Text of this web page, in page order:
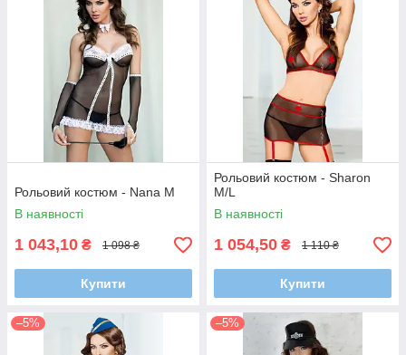
Рольовий костюм - Nana M
В наявності
1 043,10 ₴ 1 098 ₴
Купити
Рольовий костюм - Sharon
M/L
В наявності
1 054,50 ₴ 1 110 ₴
Купити
–5% –5%